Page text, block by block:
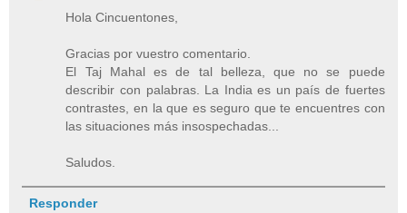
Hola Cincuentones,
Gracias por vuestro comentario.
El Taj Mahal es de tal belleza, que no se puede
describir con palabras. La India es un país de fuertes
contrastes, en la que es seguro que te encuentres con
las situaciones más insospechadas...
Saludos.
Responder